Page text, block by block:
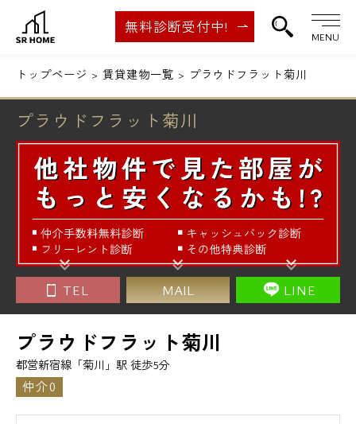
無料診断受付中!
MENU
トップページ 賃貸建物一覧 プラウドフラット菊川
プラウドフラット菊川
TEL MAIL LINE
プラウドフラット菊川
都営新宿線「菊川」駅 徒歩5分
仲介0